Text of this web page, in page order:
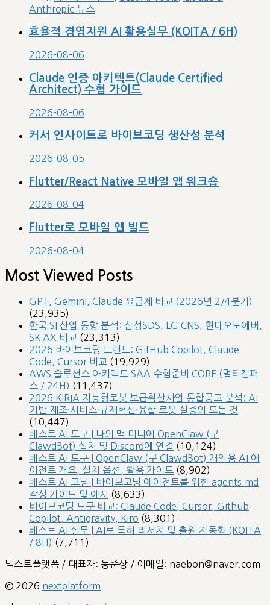
categories
Anthropic 뉴스
효율적 경영지원 AI 활용실무 (KOITA / 6H)
2026-08-06
Claude 인증 아키텍트(Claude Certified
Architect) 수험 가이드
2026-08-06
커서 인사이트로 바이브코딩 생산성 분석
2026-08-05
Flutter/React Native 모바일 앱 워크숍
2026-08-04
Flutter로 모바일 앱 빌드
2026-08-04
Most Viewed Posts
GPT, Gemini, Claude 요금제 비교 (2026년 2/4분기)
(23,935)
한국 SI 산업 동향 분석: 삼성SDS, LG CNS, 현대오토에버,
SK AX 비교 (23,313)
2026 바이브코딩 트랜드: GitHub Copilot, Claude
Code, Cursor 비교 (19,929)
AWS 솔루션스 아키텍트 SAA 수험준비 CORE (멀티캠퍼
스 / 24H) (11,437)
2026 KIRIA 지능형로봇 보급확산사업 통합공고 분석: AI
기반 제조·서비스·규제혁신·융합 로봇 실증의 모든 것
(10,447)
베스트 AI 도구 | 나의 맥 미니에 OpenClaw (구
ClawdBot) 설치 및 Discord에 연결 (10,124)
베스트 AI 도구 | OpenClaw (구 ClawdBot) 개인용 AI 에
이전트 개요, 설치 옵션, 활용 가이드 (8,902)
베스트 AI 코딩 | 바이브코딩 에이전트를 위한 agents.md
작성 가이드 및 예시
(8,633)
바이브코딩 도구 비교: Claude Code, Cursor, Github
Copilot, Antigravity, Kiro (8,301)
베스트 AI 실무 | AI로 특허 리서치 및 출원 자동화 (KOITA
/ 8H) (7,711)
넥스트플랫폼 / 대표자: 동준상 / 이메일: naebon@naver.com
© 2026 nextplatform